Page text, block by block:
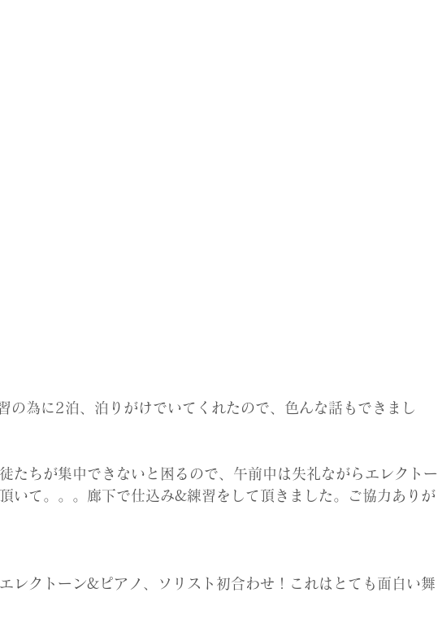
の為に2泊、泊りがけでいてくれたので、色んな話もできまし
たちが集中できないと困るので、午前中は失礼ながらエレクトー
いて。。。廊下で仕込み&練習をして頂きました。ご協力ありが
レクトーン&ピアノ、ソリスト初合わせ！これはとても面白い舞